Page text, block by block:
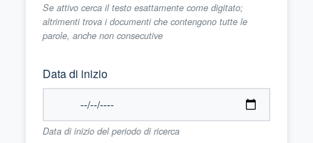
Se attivo cerca il testo esattamente come digitato;
altrimenti trova i documenti che contengono tutte le
parole, anche non consecutive
Data di inizio
Data di inizio del periodo di ricerca